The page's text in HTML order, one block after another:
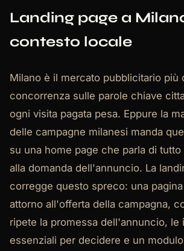
Landing page a
contesto locale
Milano è il mercato pubblicitario più
concorrenza sulle parole chiave
ogni visita pagata pesa. Eppure la
delle campagne milanesi manda
su una home page che parla di
alla domanda dell'annuncio. La
corregge questo spreco: una
attorno all'offerta della campagna,
ripete la promessa dell'annuncio, le
essenziali per decidere e un